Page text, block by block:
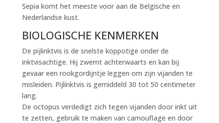
Sepia komt het meeste voor aan de Belgische en
Nederlandse kust.
BIOLOGISCHE KENMERKEN
De pijlinktvis is de snelste koppotige onder de
inktvisachtige. Hij zwemt achterwaarts en kan bij
gevaar een rookgordijntje leggen om zijn vijanden te
misleiden. Pijlinktvis is gemiddeld 30 tot 50 centimeter
lang.
De octopus verdedigt zich tegen vijanden door inkt uit
te zetten, gebruik te maken van camouflage en door